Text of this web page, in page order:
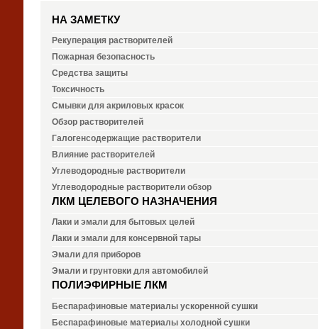
НА ЗАМЕТКУ
Рекуперация растворителей
Пожарная безопасность
Средства защиты
Токсичность
Смывки для акриловых красок
Обзор растворителей
Галогенсодержащие растворители
Влияние растворителей
Углеводородные растворители
Углеводородные растворители обзор
ЛКМ ЦЕЛЕВОГО НАЗНАЧЕНИЯ
Лаки и эмали для бытовых целей
Лаки и эмали для консервной тары
Эмали для приборов
Эмали и грунтовки для автомобилей
ПОЛИЭФИРНЫЕ ЛКМ
Беспарафиновые материалы ускоренной сушки
Беспарафиновые материалы холодной сушки